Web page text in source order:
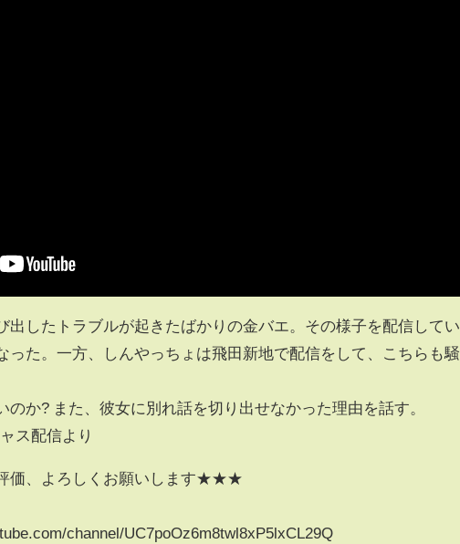
出したトラブルが起きたばかりの金バエ。その様子を配信してい
った。一方、しんやっちょは飛田新地で配信をして、こちらも騒
のか? また、彼女に別れ話を切り出せなかった理由を話す。
ス配信より
価、よろしくお願いします★★★
channel/UC7poOz6m8twl8xP5lxCL29Q